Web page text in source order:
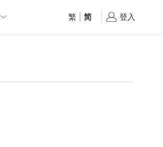
繁 简 登入